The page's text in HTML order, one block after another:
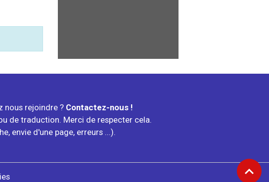
nous rejoindre ? Contactez-nous !
de traduction. Merci de respecter cela.
envie d'une page, erreurs ...).